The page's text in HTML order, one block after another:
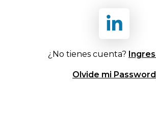
¿No tienes cuenta?
Olvide mi Password